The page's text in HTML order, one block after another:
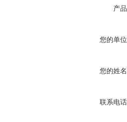
产
您的单
您的姓
联系电